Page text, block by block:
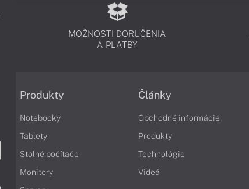
MOŽNOSTI DORUČENIA
A PLATBY
Produkty
Notebooky
Tablety
Stolné počítače
Monitory
Články
Obchodné informácie
Produkty
Technológie
Videá